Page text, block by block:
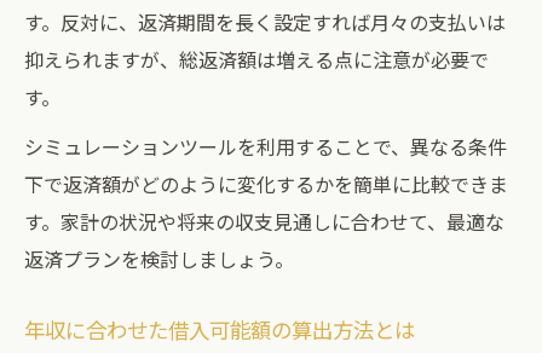
す。反対に、返済期間を長く設定すれば月々の支払いは
抑えられますが、総返済額は増える点に注意が必要で
す。
シミュレーションツールを利用することで、異なる条件
下で返済額がどのように変化するかを簡単に比較できま
す。家計の状況や将来の収支見通しに合わせて、最適な
返済プランを検討しましょう。
年収に合わせた借入可能額の算出方法とは